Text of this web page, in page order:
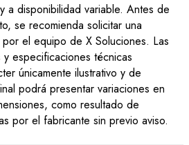
a disponibilidad variable. Antes de
se recomienda solicitar una
el equipo de X Soluciones. Las
especificaciones técnicas
únicamente ilustrativo y de
podrá presentar variaciones en
como resultado de
por el fabricante sin previo aviso.